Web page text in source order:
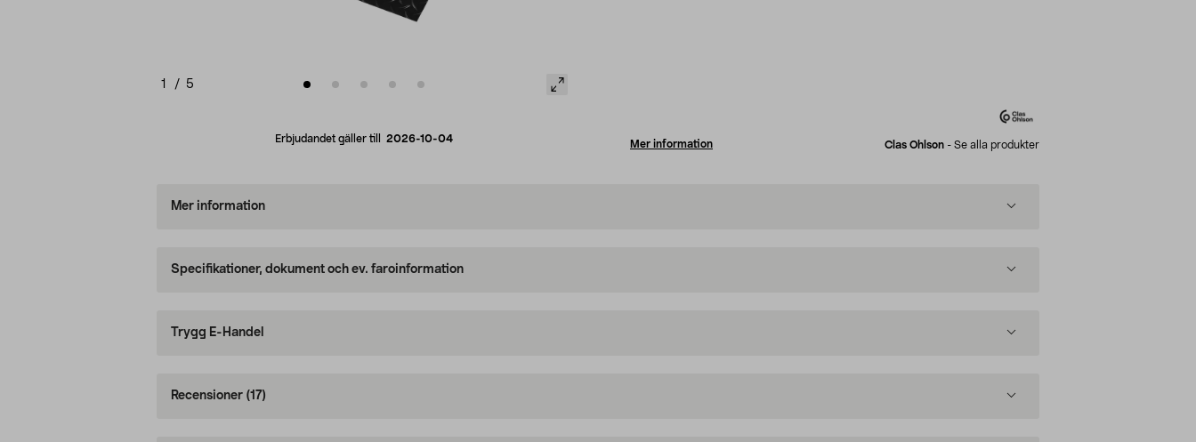
1 / 5
Erbjudandet gäller till 2026-10-04 Mer information Clas Ohlson - Se alla produkter
Mer information
Specifikationer, dokument och ev. faroinformation
Trygg E-Handel
Recensioner (17)